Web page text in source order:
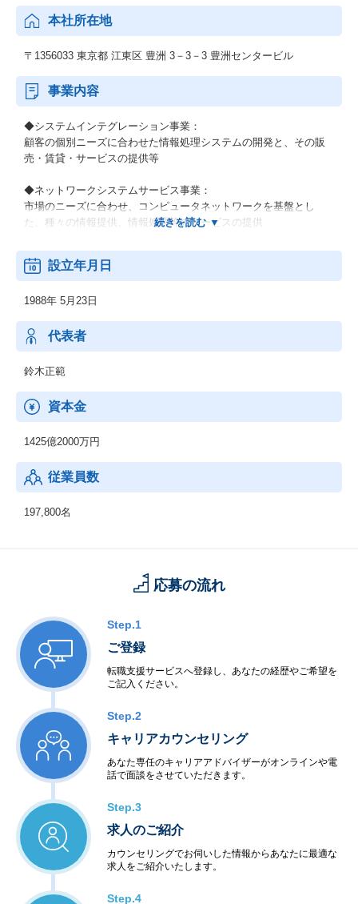
本社所在地
〒1356033 東京都 江東区 豊洲 3－3－3 豊洲センタービル
事業内容
◆システムインテグレーション事業：
顧客の個別ニーズに合わせた情報処理システムの開発と、その販
売・賃貸・サービスの提供等
◆ネットワークシステムサービス事業：
市場のニーズに合わせ、コンピュータネットワークを基盤とし
た、種々の情報提供、情報処理等のサービスの提供
◆その他の事業：
顧客の経営上の問題点に係わる調査・分析、情報処理システムの
設立年月日
1988年 5月23日
代表者
鈴木正範
資本金
1425億2000万円
従業員数
197,800名
応募の流れ
Step.1
ご登録
転職支援サービスへ登録し、あなたの経歴やご希望を
ご記入ください。
Step.2
キャリアカウンセリング
あなた専任のキャリアアドバイザーがオンラインや電
話で面談をさせていただきます。
Step.3
求人のご紹介
カウンセリングでお伺いした情報からあなたに最適な
求人をご紹介いたします。
Step.4